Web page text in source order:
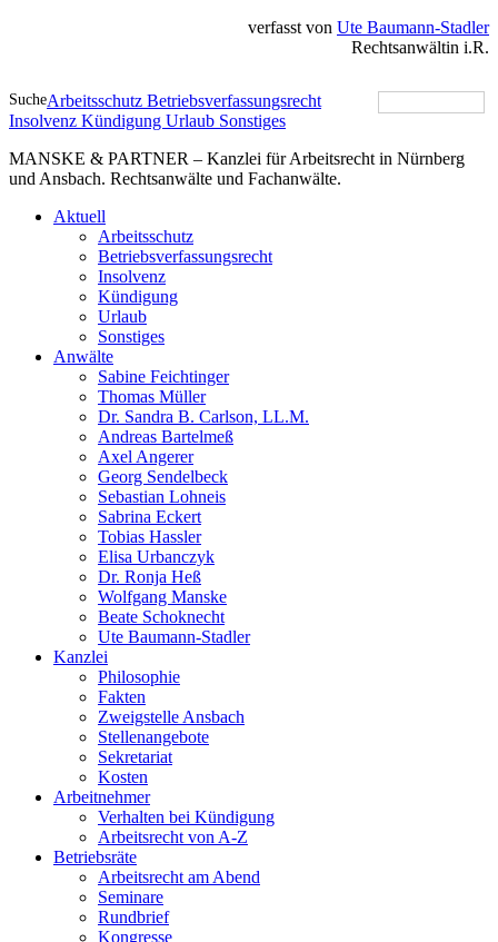
verfasst von Ute Baumann-Stadler
Rechtsanwältin i.R.
SucheArbeitsschutz Betriebsverfassungsrecht
Insolvenz Kündigung Urlaub Sonstiges
MANSKE & PARTNER – Kanzlei für Arbeitsrecht in Nürnberg
und Ansbach. Rechtsanwälte und Fachanwälte.
Aktuell
Arbeitsschutz
Betriebsverfassungsrecht
Insolvenz
Kündigung
Urlaub
Sonstiges
Anwälte
Sabine Feichtinger
Thomas Müller
Dr. Sandra B. Carlson, LL.M.
Andreas Bartelmeß
Axel Angerer
Georg Sendelbeck
Sebastian Lohneis
Sabrina Eckert
Tobias Hassler
Elisa Urbanczyk
Dr. Ronja Heß
Wolfgang Manske
Beate Schoknecht
Ute Baumann-Stadler
Kanzlei
Philosophie
Fakten
Zweigstelle Ansbach
Stellenangebote
Sekretariat
Kosten
Arbeitnehmer
Verhalten bei Kündigung
Arbeitsrecht von A-Z
Betriebsräte
Arbeitsrecht am Abend
Seminare
Rundbrief
Kongresse